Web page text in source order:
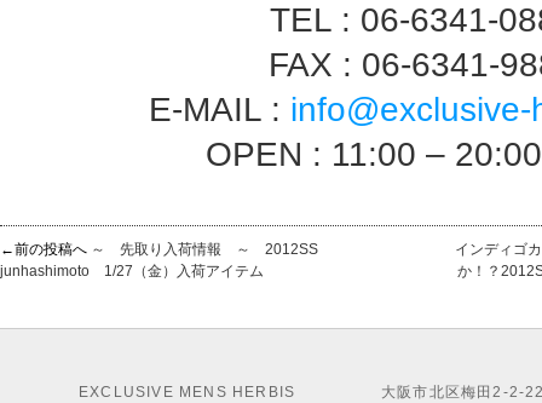
TEL : 06-6341-
FAX : 06-6341-
E-MAIL :
OPEN : 11:00 –
←前の投稿へ ～ 先取り入荷情報 ～ 2012SS
junhashimoto 1/27（金）入荷アイテム
インディゴ
か！？
EXCLUSIVE MENS HERBIS
大阪市北区梅田2-2-